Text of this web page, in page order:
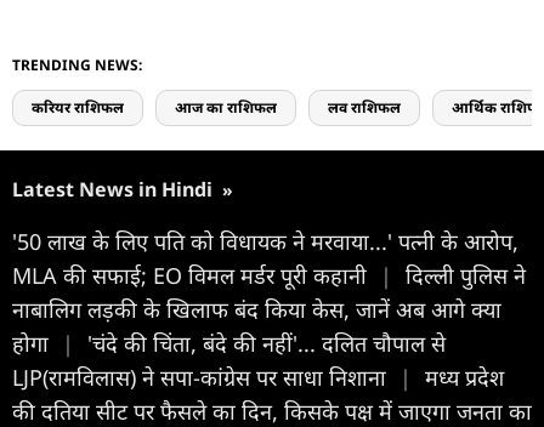
TRENDING NEWS:
करियर राशिफल आज का राशिफल लव राशिफल आर्थिक
Latest News in Hindi »
'50 लाख के लिए पति को विधायक ने मरवाया...' पत्नी के आरोप,
MLA की सफाई; EO विमल मर्डर पूरी कहानी
|
दिल्ली पुलिस ने
नाबालिग लड़की के खिलाफ बंद किया केस, जानें अब आगे क्या
होगा
|
'चंदे की चिंता, बंदे की नहीं'... दलित चौपाल से
LJP(रामविलास) ने सपा-कांग्रेस पर साधा निशाना
|
मध्य प्रदेश
की दतिया सीट पर फैसले का दिन, किसके पक्ष में जाएगा जनता का